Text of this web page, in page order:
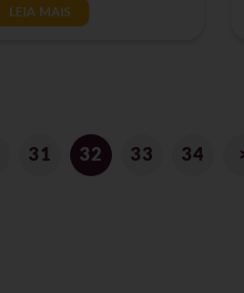
LEIA MAIS
31 32 33 34